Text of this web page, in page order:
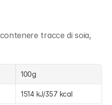
tracce di soia,
100g
1514 kJ/357 kcal